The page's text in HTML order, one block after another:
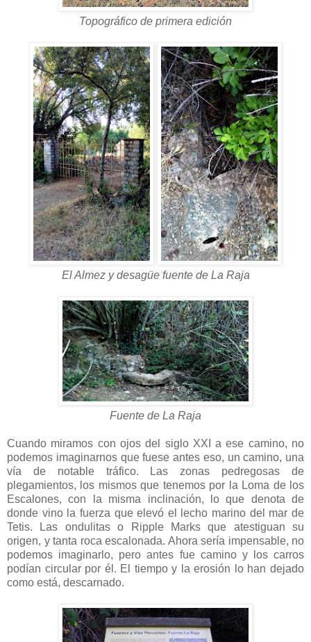
Topográfico de primera edición
El Almez y desagüe fuente de La Raja
Fuente de La Raja
Cuando miramos con ojos del siglo XXI a ese camino, no
podemos imaginarnos que fuese antes eso, un camino, una
vía de notable tráfico. Las zonas pedregosas de
plegamientos, los mismos que tenemos por la Loma de los
Escalones, con la misma inclinación, lo que denota de
donde vino la fuerza que elevó el lecho marino del mar de
Tetis. Las ondulitas o Ripple Marks que atestiguan su
origen, y tanta roca escalonada. Ahora sería impensable, no
podemos imaginarlo, pero antes fue camino y los carros
podían circular por él. El tiempo y la erosión lo han dejado
como está, descarnado.